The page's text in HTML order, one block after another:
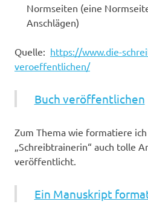
Normseiten (eine
Anschlägen)
Quelle: https://www.die-
veroeffentlichen/
Buch veröffentlichen
Zum Thema wie formatiere
„Schreibtrainerin“ auch tolle
veröffentlicht.
Ein Manuskript